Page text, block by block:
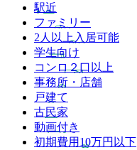
駅近
ファミリー
2人以上入居可能
学生向け
コンロ２口以上
事務所・店舗
戸建て
古民家
動画付き
初期費用10万円以下